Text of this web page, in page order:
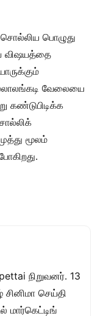
பொழுது
விஷயத்தை
வேலையை
கண்டுபிடிக்க
மூலம்
நிறுவனர். 13
செய்தி
மார்கெட்டிங்